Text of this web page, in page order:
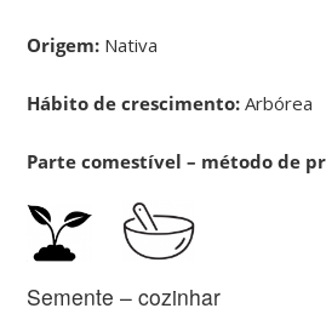
Origem: Nativa
Hábito de crescimento: Arbórea
Parte comestível – método de
Semente – cozinhar